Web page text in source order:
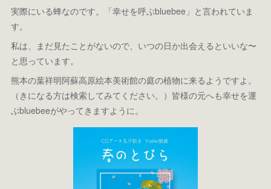
実際にいる蜂なのです。「幸せを呼ぶbluebee」と言われていま
す。
私は、まだ見たことがないので、いつの日か出会えるといいな〜
と思っています。
熊本の葉祥明阿蘇高原絵本美術館の庭の植物に来るようですよ。
（きになる方は検索してみてください。）皆様の元へも幸せを運
ぶbluebeeがやってきますように。